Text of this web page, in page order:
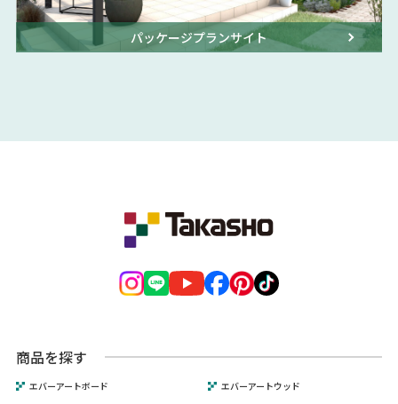
パッケージプランサイト
商品を探す
エバーアートボード
エバーアートウッド